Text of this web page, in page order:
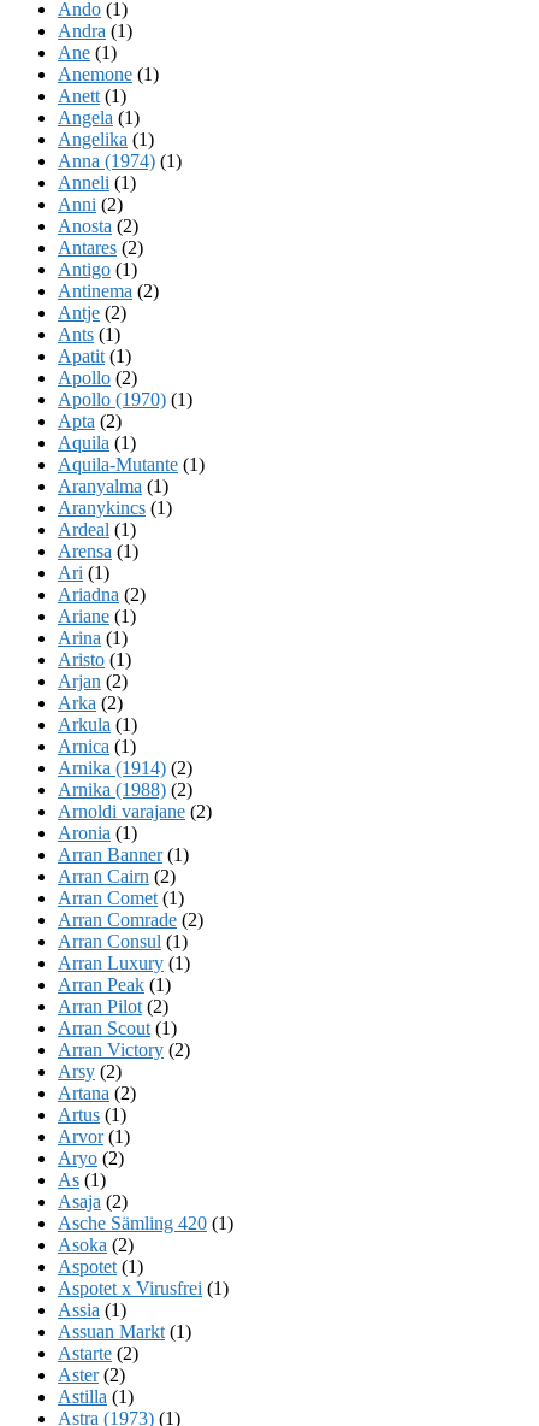
Ando (1)
Andra (1)
Ane (1)
Anemone (1)
Anett (1)
Angela (1)
Angelika (1)
Anna (1974) (1)
Anneli (1)
Anni (2)
Anosta (2)
Antares (2)
Antigo (1)
Antinema (2)
Antje (2)
Ants (1)
Apatit (1)
Apollo (2)
Apollo (1970) (1)
Apta (2)
Aquila (1)
Aquila-Mutante (1)
Aranyalma (1)
Aranykincs (1)
Ardeal (1)
Arensa (1)
Ari (1)
Ariadna (2)
Ariane (1)
Arina (1)
Aristo (1)
Arjan (2)
Arka (2)
Arkula (1)
Arnica (1)
Arnika (1914) (2)
Arnika (1988) (2)
Arnoldi varajane (2)
Aronia (1)
Arran Banner(1)
Arran Cairn (2)
Arran Comet (1)
Arran Comrade (2)
Arran Consul (1)
Arran Luxury (1)
Arran Peak (1)
Arran Pilot (2)
Arran Scout (1)
Arran Victory (2)
Arsy (2)
Artana (2)
Artus (1)
Arvor(1)
Aryo (2)
As (1)
Asaja (2)
Asche Sämling 420 (1)
Asoka (2)
Aspotet (1)
Aspotet x Virusfrei (1)
Assia (1)
Assuan Markt (1)
Astarte (2)
Aster(2)
Astilla (1)
Astra (1973) (1)